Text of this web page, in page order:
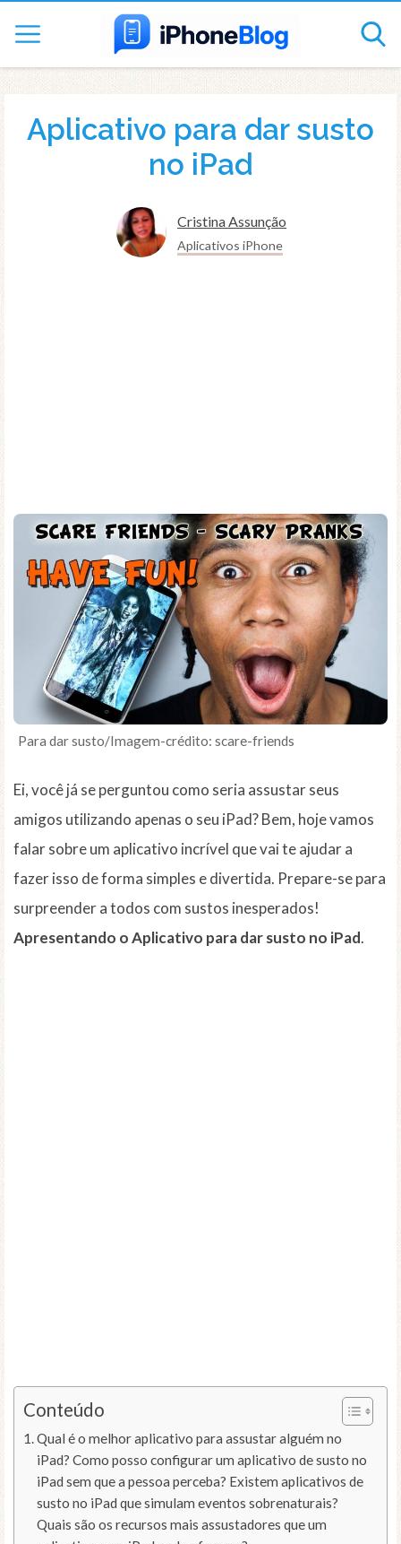
Aplicativo para dar susto
no iPad
Cristina Assunção
Aplicativos iPhone
Para dar susto/Imagem-crédito: scare-friends
Ei, você já se perguntou como seria assustar seus
amigos utilizando apenas o seu iPad? Bem, hoje vamos
falar sobre um aplicativo incrível que vai te ajudar a
fazer isso de forma simples e divertida. Prepare-se para
surpreender a todos com sustos inesperados!
Apresentando o Aplicativo para dar susto no iPad.
Conteúdo
Qual é o melhor aplicativo para assustar alguém no
iPad? Como posso configurar um aplicativo de susto no
iPad sem que a pessoa perceba? Existem aplicativos de
susto no iPad que simulam eventos sobrenaturais?
Quais são os recursos mais assustadores que um